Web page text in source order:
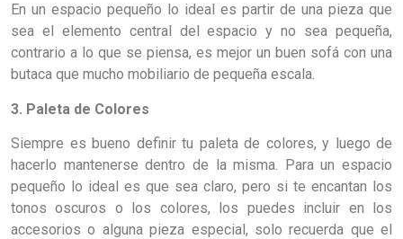
En un espacio pequeño lo ideal es partir de una pieza que
sea el elemento central del espacio y no sea pequeña,
contrario a lo que se piensa, es mejor un buen sofá con una
butaca que mucho mobiliario de pequeña escala.
3. Paleta de Colores
Siempre es bueno definir tu paleta de colores, y luego de
hacerlo mantenerse dentro de la misma. Para un espacio
pequeño lo ideal es que sea claro, pero si te encantan los
tonos oscuros o los colores, los puedes incluir en los
accesorios o alguna pieza especial, solo recuerda que el